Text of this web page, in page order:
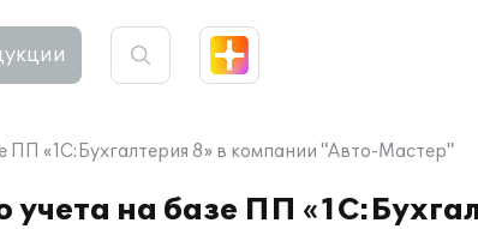
ПП «1С:Бухгалтерия 8» в компании "Авто-Мастер"
учета на базе ПП